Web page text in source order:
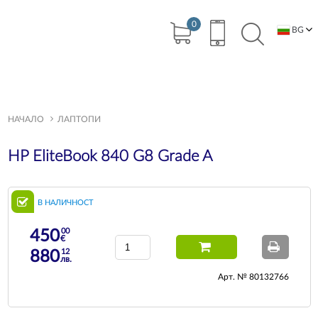
0
BG
НАЧАЛО ЛАПТОПИ
HP EliteBook 840 G8 Grade A
В НАЛИЧНОСТ
45000
€
88012
лв.
Арт. № 80132766